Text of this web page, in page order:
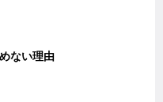
ない理由